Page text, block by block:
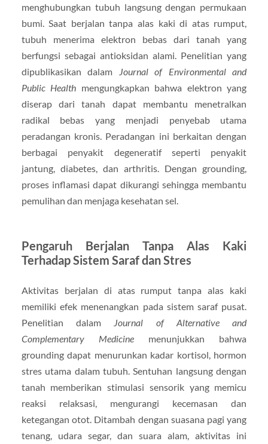
menghubungkan tubuh langsung dengan permukaan
bumi. Saat berjalan tanpa alas kaki di atas rumput,
tubuh menerima elektron bebas dari tanah yang
berfungsi sebagai antioksidan alami. Penelitian yang
dipublikasikan dalam
Journal of Environmental and
Public Health mengungkapkan bahwa elektron yang
diserap dari tanah dapat membantu menetralkan
radikal bebas yang menjadi penyebab utama
peradangan kronis. Peradangan ini berkaitan dengan
berbagai penyakit degeneratif seperti penyakit
jantung, diabetes, dan arthritis. Dengan grounding,
proses inflamasi dapat dikurangi sehingga membantu
pemulihan dan menjaga kesehatan sel.
Pengaruh Berjalan Tanpa Alas Kaki
Terhadap Sistem Saraf dan Stres
Aktivitas berjalan di atas rumput tanpa alas kaki
memiliki efek menenangkan pada sistem saraf pusat.
Penelitian dalam
Journal of Alternative and
Complementary Medicinemenunjukkan bahwa
grounding dapat menurunkan kadar kortisol, hormon
stres utama dalam tubuh. Sentuhan langsung dengan
tanah memberikan stimulasi sensorik yang memicu
reaksi relaksasi, mengurangi kecemasan dan
ketegangan otot. Ditambah dengan suasana pagi yang
tenang, udara segar, dan suara alam, aktivitas ini